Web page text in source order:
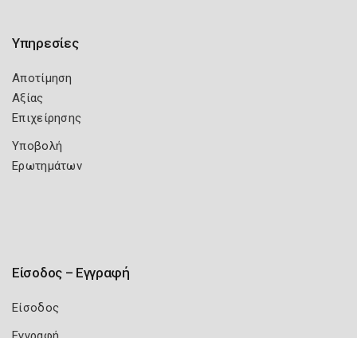
Υπηρεσίες
Αποτίμηση
Αξίας
Επιχείρησης
Υποβολή
Ερωτημάτων
Είσοδος – Εγγραφή
Είσοδος